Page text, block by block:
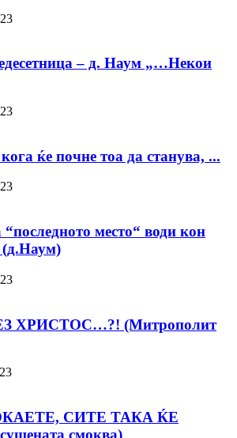
– д. Наум „…Некои
ќе почне тоа да станува, ...
место“ води кон
(д.Наум)
ХРИСТОС…?! (Митрополит
СИТЕ ТАКА ЌЕ
смоква)